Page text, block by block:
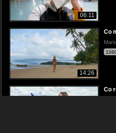
06:11
14:26
Co
Co